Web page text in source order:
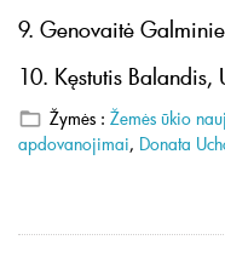
9. Genovaitė
10. Kęstutis Balandis,
Žymės : Žemės ūkio
apdovanojimai, Donata